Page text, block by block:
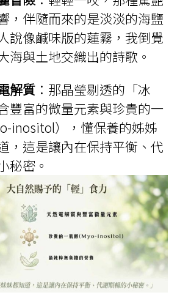
，伴隨而來的是淡淡的海鹽
說像鹹味版的蓮霧，我倒覺
海與土地交織出的詩歌。
解質：那晶瑩剔透的「冰
豐富的微量元素與珍貴的一
inositol），懂保養的姊姊
，這是讓內在保持平衡、代
秘密。